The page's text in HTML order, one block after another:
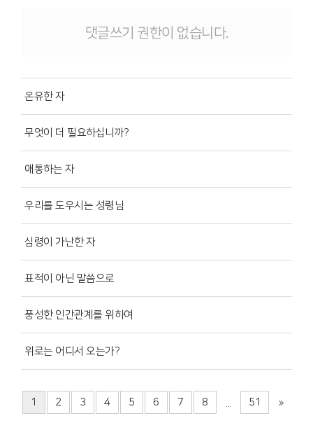
댓글쓰기 권한이 없습니다.
온유한 자
무엇이 더 필요하십니까?
애통하는 자
우리를 도우시는 성령님
심령이 가난한 자
표적이 아닌 말씀으로
풍성한 인간관계를 위하여
위로는 어디서 오는가?
1 2 3 4 5 6 7 8 51